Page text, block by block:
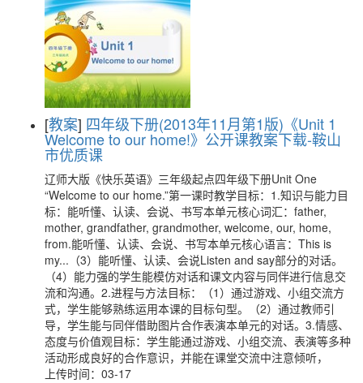
[教案] 四年级下册(2013年11月第1版)《Unit 1
Welcome to our home!》公开课教案下载-鞍山
市优质课
辽师大版《快乐英语》三年级起点四年级下册Unit One
“Welcome to our home.”第一课时教学目标：1.知识与能力目
标：能听懂、认读、会说、书写本单元核心词汇：father,
mother, grandfather, grandmother, welcome, our, home,
from.能听懂、认读、会说、书写本单元核心语言：This is
my...（3）能听懂、认读、会说Listen and say部分的对话。
（4）能力强的学生能模仿对话和课文内容与同伴进行信息交
流和沟通。2.进程与方法目标：（1）通过游戏、小组交流方
式，学生能够熟练运用本课的目标句型。（2）通过教师引
导，学生能与同伴借助图片合作表演本单元的对话。3.情感、
态度与价值观目标：学生能通过游戏、小组交流、表演等多种
活动形成良好的合作意识，并能在课堂交流中注意倾听，
上传时间：03-17